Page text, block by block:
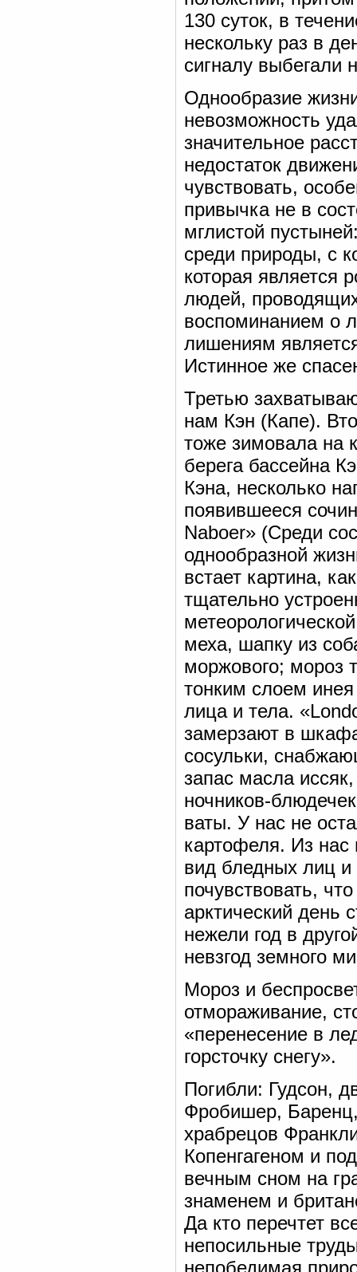
130 суток, в
нескольку раз в
сигналу выбегали
Однообразие
невозможность
значительное
недостаток
чувствовать,
привычка не в
мглистой
среди природы, с
которая является
людей,
воспоминанием о
лишениям
Истинное же
Третью
нам Кэн (Капе).
тоже зимовала на
берега бассейна
Кэна, несколько
появившееся
Naboer» (Среди
однообразной
встает картина,
тщательно
меха, шапку из
моржового; мороз
тонким слоем
лица и тела.
замерзают в
сосульки,
запас масла
ночников-
ваты. У нас не
картофеля. Из нас
вид бледных лиц
почувствовать,
арктический день
нежели год в
невзгод земного
Мороз и
отмораживание,
«перенесение в
горсточку снегу».
Погибли: Гудсон,
Фробишер, Баренц,
храбрецов
Копенгагеном и
вечным сном на
знаменем и
Да кто перечтет
непосильные
непобедимая